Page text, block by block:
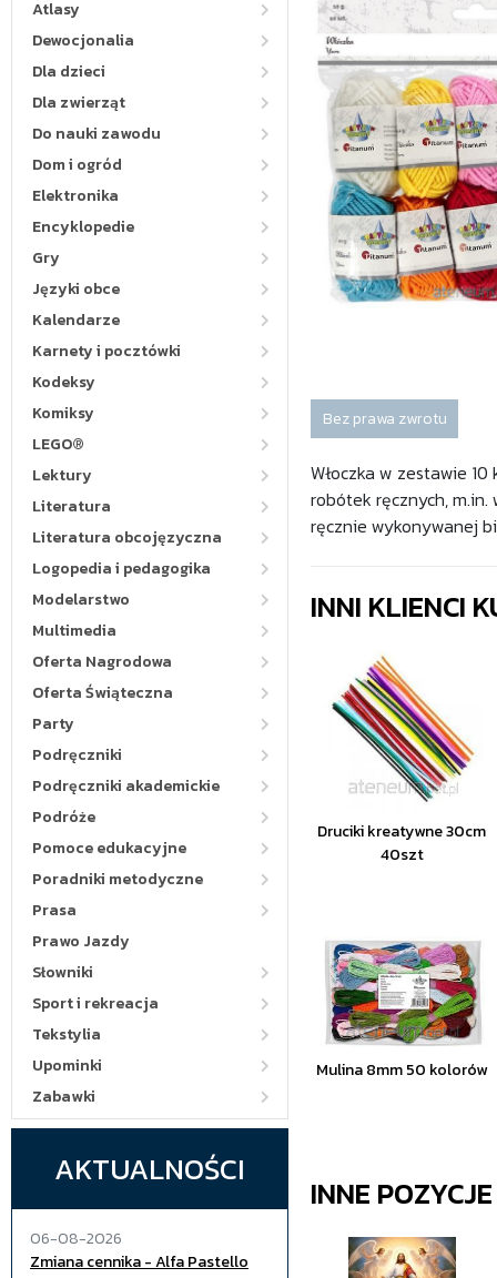
Atlasy
Dewocjonalia
Dla dzieci
Dla zwierząt
Do nauki zawodu
Dom i ogród
Elektronika
Encyklopedie
Gry
Języki obce
Kalendarze
Karnety i pocztówki
Kodeksy
Komiksy
LEGO®
Lektury
Literatura
Literatura obcojęzyczna
Logopedia i pedagogika
Modelarstwo
Multimedia
Oferta Nagrodowa
Oferta Świąteczna
Party
Podręczniki
Podręczniki akademickie
Podróże
Pomoce edukacyjne
Poradniki metodyczne
Prasa
Prawo Jazdy
Słowniki
Sport i rekreacja
Tekstylia
Upominki
Zabawki
AKTUALNOŚCI
06-08-2026
Zmiana cennika - Alfa Pastello
Bez prawa zwrotu
Włoczka w zestawie
robótek ręcznych, m.in.
ręcznie wykonywanej
INNI KLIENCI
Druciki kreatywne 30cm
40szt
Mulina 8mm 50 kolorów
INNE